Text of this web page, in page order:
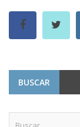
BUSCAR